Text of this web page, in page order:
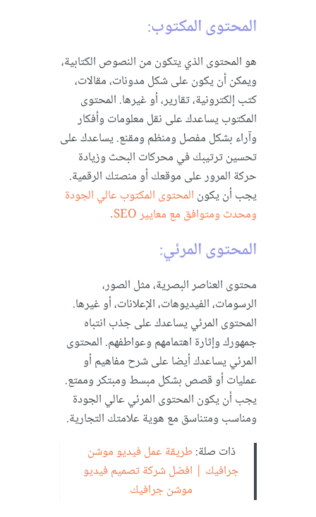
المحتوى المكتوب:
هو المحتوى الذي يتكون من النصوص الكتابية،
ويمكن أن يكون على شكل مدونات، مقالات،
كتب إلكترونية، تقارير، أو غيرها. المحتوى
المكتوب يساعدك على نقل معلومات وأفكار
وآراء بشكل مفصل ومنظم ومقنع. يساعدك على
تحسين ترتيبك في محركات البحث وزيادة
حركة المرور على موقعك أو منصتك الرقمية.
يجب أن يكون المحتوى المكتوب عالي الجودة
ومحدث ومتوافق مع معايير SEO.
المحتوى المرئي:
محتوى العناصر البصرية، مثل الصور،
الرسومات، الفيديوهات، الإعلانات، أو غيرها.
المحتوى المرئي يساعدك على جذب انتباه
جمهورك وإثارة اهتمامهم وعواطفهم. المحتوى
المرئي يساعدك أيضا على شرح مفاهيم أو
عمليات أو قصص بشكل مبسط ومبتكر وممتع.
يجب أن يكون المحتوى المرئي عالي الجودة
ومناسب ومتناسق مع هوية علامتك التجارية.
ذات صلة:طريقة عمل فيديو موشن
جرافيك | افضل شركة تصميم فيديو
موشن جرافيك